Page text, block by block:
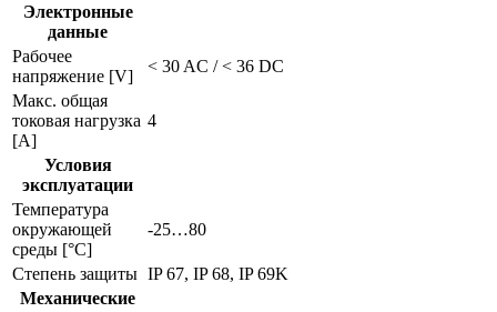
Электронные
данные
Рабочее
напряжение [V]
< 30 AC / < 36 DC
Макс. общая
токовая нагрузка
[A]
4
Условия
эксплуатации
Температура
окружающей
среды [°C]
-25…80
Степень защиты IP 67, IP 68, IP 69K
Механические